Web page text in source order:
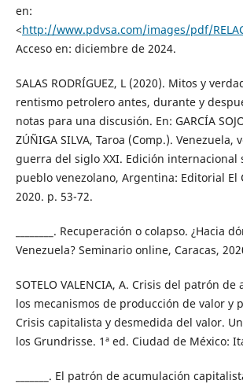
en:
<http://www.pdvsa.com/images/pdf/
Acceso en: diciembre de 2024.
SALAS RODRÍGUEZ, L (2020). Mitos y
rentismo petrolero antes, durante y
notas para una discusión. En: GARCÍA
ZÚÑIGA SILVA, Taroa (Comp.). Venezuela,
guerra del siglo XXI. Edición internacional
pueblo venezolano, Argentina: Editorial El
2020. p. 53-72.
________. Recuperación o colapso. ¿Hacia
Venezuela? Seminario online, Caracas,
SOTELO VALENCIA, A. Crisis del patrón
los mecanismos de producción de valor y
Crisis capitalista y desmedida del valor.
los Grundrisse. 1ª ed. Ciudad de México:
_______. El patrón de acumulación